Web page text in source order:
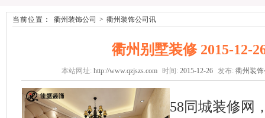
当前位置： 衢州装饰公司 > 衢州装饰公司讯
衢州别墅装修 2015-12-
本站网址: http://www.qzjszs.com 时间: 2015-12-26 发布: 衢州装
58同城装修网